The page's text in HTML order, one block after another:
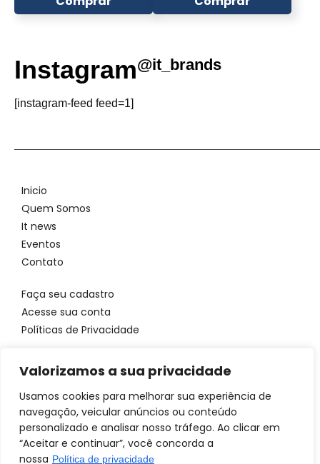
Valorizamos a sua privacidade
Usamos cookies para melhorar sua experiência de
navegação, veicular anúncios ou conteúdo
personalizado e analisar nosso tráfego. Ao clicar em
“Aceitar e continuar”, você concorda a
nossa Política de privacidade
Instagram@it_brands
[instagram-feed feed=1]
Inicio
Quem Somos
It news
Eventos
Contato
Faça seu cadastro
Acesse sua conta
Políticas de Privacidade
WhatsApp: 11 96923 4699
Email: atendimento@itbrandsbr.com